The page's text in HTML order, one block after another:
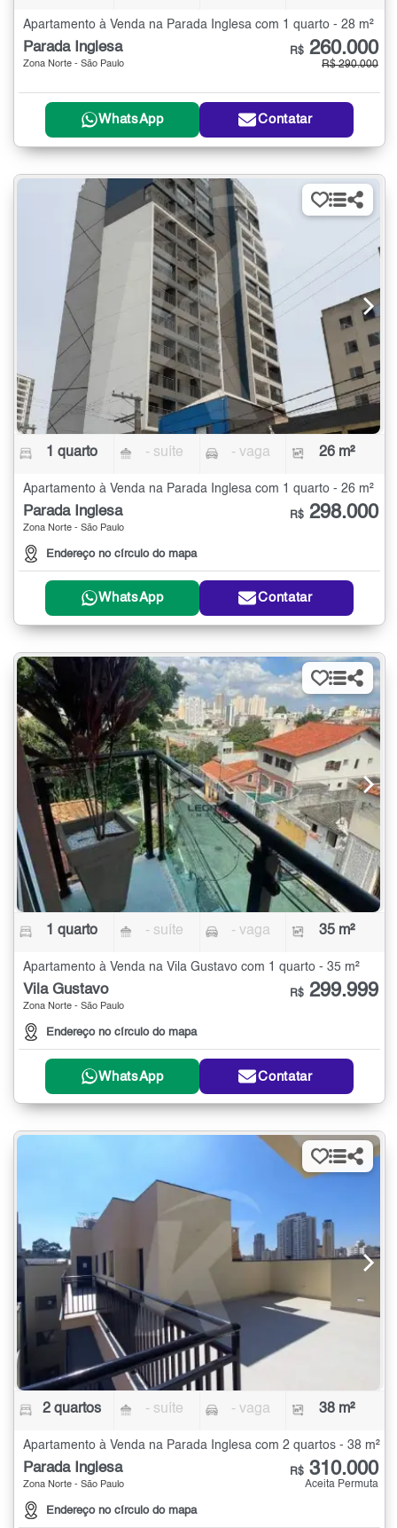
Apartamento à Venda na Parada Inglesa com 1 quarto - 28 m²
Parada Inglesa
Zona Norte - São Paulo
R$ 260.000
R$ 290.000
WhatsApp Contatar
1 quarto - suíte - vaga 26 m²
Apartamento à Venda na Parada Inglesa com 1 quarto - 26 m²
Parada Inglesa
Zona Norte - São Paulo
Endereço no círculo do mapa
R$ 298.000
WhatsApp Contatar
1 quarto - suíte - vaga 35 m²
Apartamento à Venda na Vila Gustavo com 1 quarto - 35 m²
Vila Gustavo
Zona Norte - São Paulo
Endereço no círculo do mapa
R$ 299.999
WhatsApp Contatar
2 quartos - suíte - vaga 38 m²
Apartamento à Venda na Parada Inglesa com 2 quartos - 38 m²
Parada Inglesa
Zona Norte - São Paulo
Endereço no círculo do mapa
R$ 310.000
Aceita Permuta